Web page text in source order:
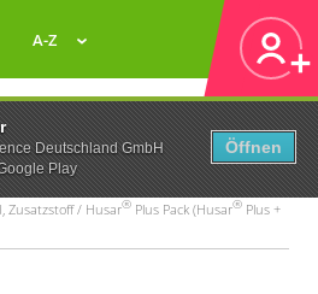
Deutschland GmbH
Play
Öffnen
A-Z
Zusatzstoff / Husar® Plus Pack (Husar® Plus +